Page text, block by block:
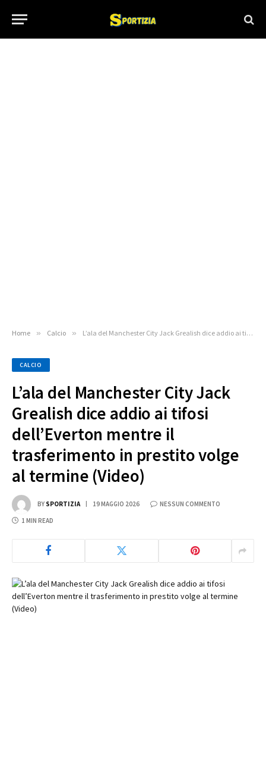
Home » Calcio » L’ala del Manchester City Jack Grealish dice addio ai tifosi dell’Everton mentre il trasferimento in prestito volge al termine (Video)
CALCIO
L’ala del Manchester City Jack
Grealish dice addio ai tifosi
dell’Everton mentre il
trasferimento in prestito volge
al termine (Video)
BY SPORTIZIA 19 MAGGIO 2026 NESSUN COMMENTO
1 MIN READ